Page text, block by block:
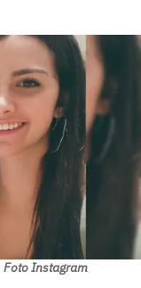
Foto Instagram